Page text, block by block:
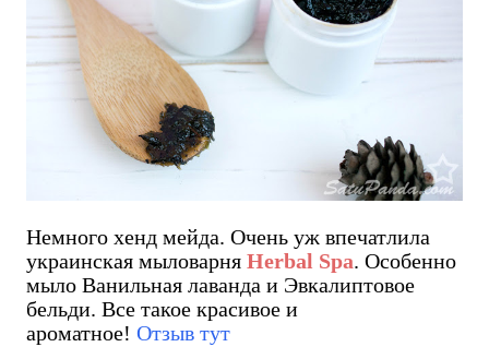
Немного хенд мейда. Очень уж впечатлила
украинская мыловарня Herbal Spa. Особенно
мыло Ванильная лаванда и Эвкалиптовое
бельди. Все такое красивое и
ароматное! Отзыв тут